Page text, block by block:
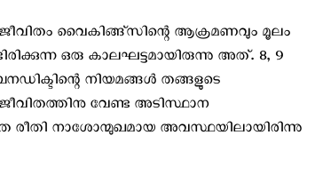
വൈകിങ്ങ്സിന്റെ ആക്രമണവും മൂലം
ഒരു കാലഘട്ടമായിരുന്നു അത്. 8, 9
നിയമങ്ങള്‍ തങ്ങളുടെ
വേണ്ട അടിസ്ഥാന
രീതി നാശോന്മുഖമായ അവസ്ഥയിലായിരിന്നു